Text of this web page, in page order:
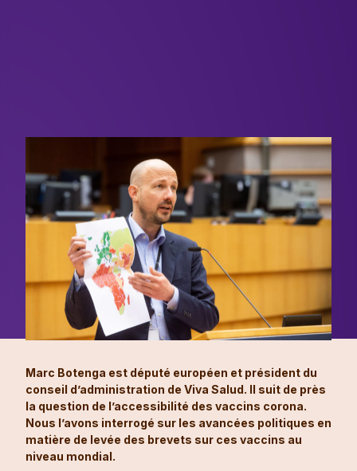
Marc Botenga est député européen et président du
conseil d’administration de Viva Salud. Il suit de près
la question de l’accessibilité des vaccins corona.
Nous l’avons interrogé sur les avancées politiques en
matière de levée des brevets sur ces vaccins au
niveau mondial.